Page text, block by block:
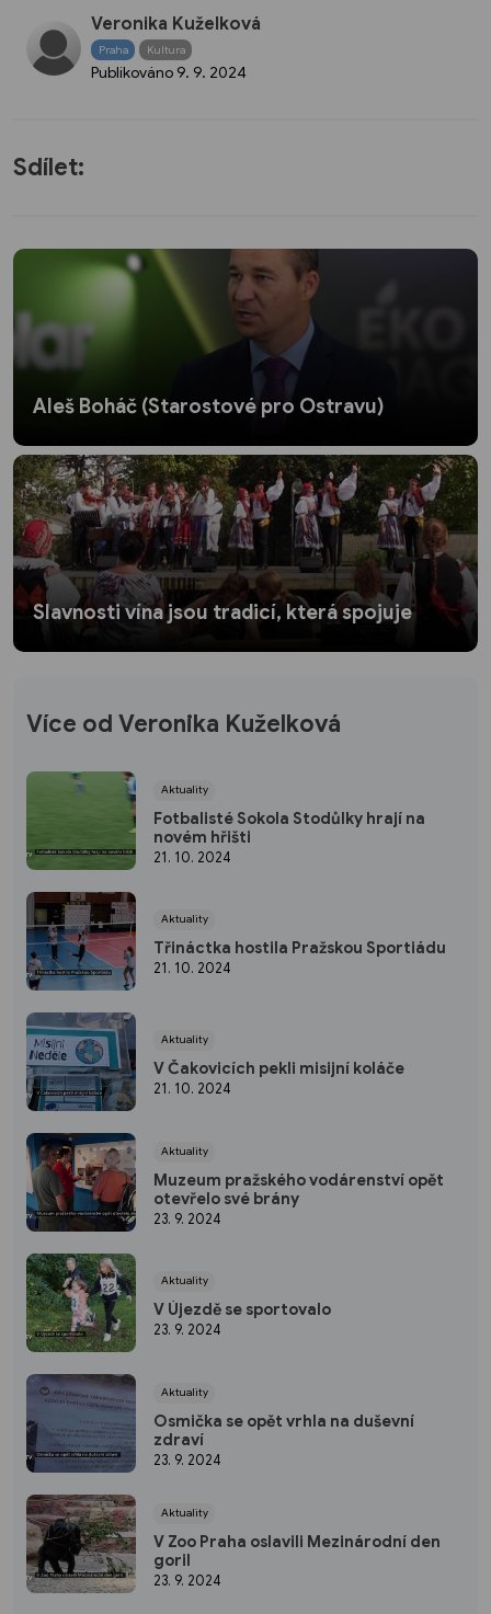
Veronika Kuželková
Praha Kultura
Publikováno 9. 9. 2024
Sdílet:
Aleš Boháč (Starostové pro Ostravu)
Slavnosti vína jsou tradicí, která spojuje
Více od Veronika Kuželková
Aktuality
Fotbalisté Sokola Stodůlky hrají na
novém hřišti
21. 10. 2024
Aktuality
Třináctka hostila Pražskou Sportiádu
21. 10. 2024
Aktuality
V Čakovicích pekli misijní koláče
21. 10. 2024
Aktuality
Muzeum pražského vodárenství opět
otevřelo své brány
23. 9. 2024
Aktuality
V Újezdě se sportovalo
23. 9. 2024
Aktuality
Osmička se opět vrhla na duševní
zdraví
23. 9. 2024
Aktuality
V Zoo Praha oslavili Mezinárodní den
goril
23. 9. 2024